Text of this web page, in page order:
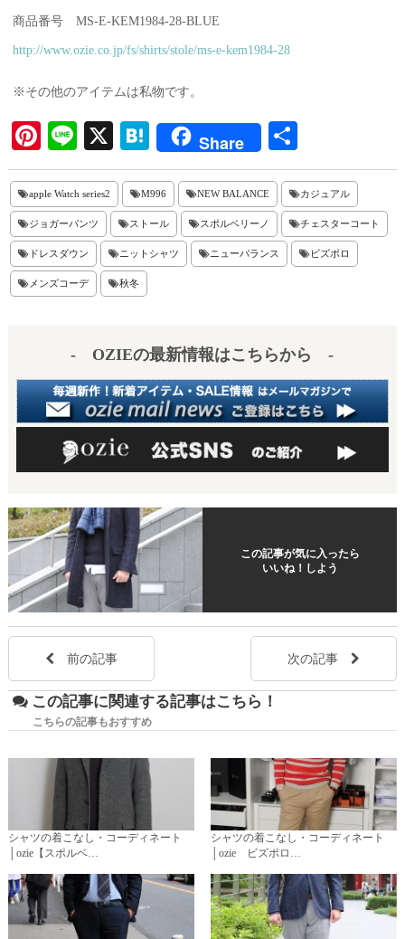
商品番号 MS-E-KEM1984-28-BLUE
http://www.ozie.co.jp/fs/shirts/stole/ms-e-kem1984-28
※その他のアイテムは私物です。
Pi
nt
er
es
t
Li
ne
X
H
at
en
a
Share
有
apple Watch series2 M996 NEW BALANCE カジュアル
ジョガーパンツ ストール スポルベリーノ チェスターコート
ドレスダウン ニットシャツ ニューバランス ビズポロ
メンズコーデ 秋冬
- OZIEの最新情報はこちらから -
この記事が気に入ったら
いいね！しよう
前の記事 次の記事
この記事に関連する記事はこちら！
こちらの記事もおすすめ
シャツの着こなし・コーディネート
│ozie【スポルベ…
シャツの着こなし・コーディネート
│ozie ビズポロ…